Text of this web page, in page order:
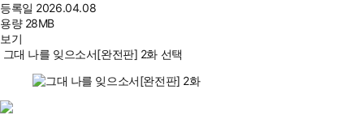
등록일 2026.04.08
용량 28MB
보기
그대 나를 잊으소서[완전판] 2화 선택